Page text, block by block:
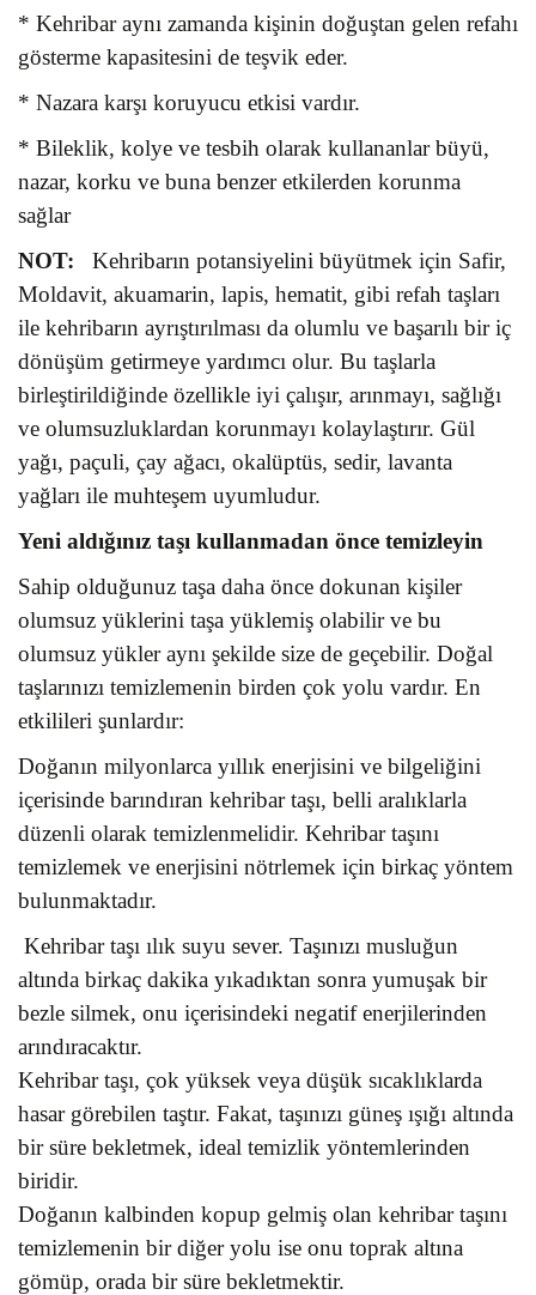
* Kehribar aynı zamanda kişinin doğuştan gelen refahı
gösterme kapasitesini de teşvik eder.
* Nazara karşı koruyucu etkisi vardır.
* Bileklik, kolye ve tesbih olarak kullananlar büyü,
nazar, korku ve buna benzer etkilerden korunma
sağlar
NOT:
Kehribarın potansiyelini büyütmek için Safir,
Moldavit, akuamarin, lapis, hematit, gibi refah taşları
ile kehribarın ayrıştırılması da olumlu ve başarılı bir iç
dönüşüm getirmeye yardımcı olur. Bu taşlarla
birleştirildiğinde özellikle iyi çalışır, arınmayı, sağlığı
ve olumsuzluklardan korunmayı kolaylaştırır. Gül
yağı, paçuli, çay ağacı, okalüptüs, sedir, lavanta
yağları ile muhteşem uyumludur.
Yeni aldığınız taşı kullanmadan önce temizleyin
Sahip olduğunuz taşa daha önce dokunan kişiler
olumsuz yüklerini taşa yüklemiş olabilir ve bu
olumsuz yükler aynı şekilde size de geçebilir. Doğal
taşlarınızı temizlemenin birden çok yolu vardır. En
etkilileri şunlardır:
Doğanın milyonlarca yıllık enerjisini ve bilgeliğini
içerisinde barındıran kehribar taşı, belli aralıklarla
düzenli olarak temizlenmelidir. Kehribar taşını
temizlemek ve enerjisini nötrlemek için birkaç yöntem
bulunmaktadır.
Kehribar taşı ılık suyu sever. Taşınızı musluğun
altında birkaç dakika yıkadıktan sonra yumuşak bir
bezle silmek, onu içerisindeki negatif enerjilerinden
arındıracaktır.
Kehribar taşı, çok yüksek veya düşük sıcaklıklarda
hasar görebilen taştır. Fakat, taşınızı güneş ışığı altında
bir süre bekletmek, ideal temizlik yöntemlerinden
biridir.
Doğanın kalbinden kopup gelmiş olan kehribar taşını
temizlemenin bir diğer yolu ise onu toprak altına
gömüp, orada bir süre bekletmektir.